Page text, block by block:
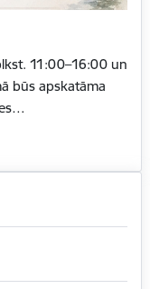
11:00–16:00 un
būs apskatāma